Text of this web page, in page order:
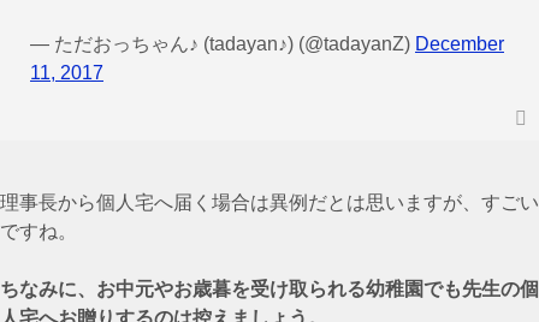
— ただおっちゃん♪ (tadayan♪) (@tadayanZ) December
11, 2017
理事長から個人宅へ届く場合は異例だとは思いますが、すごい
ですね。
ちなみに、お中元やお歳暮を受け取られる幼稚園でも先生の個